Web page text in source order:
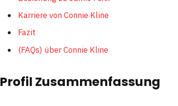
Karriere von Connie Kline
Fazit
(FAQs) über Connie Kline
Profil Zusammenfassung